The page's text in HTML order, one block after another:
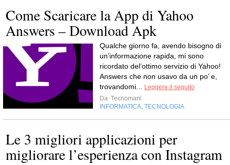
Come Scaricare la App di Yahoo
Answers – Download Apk
Qualche giorno fa, avendo bisogno di
un’informazione rapida, mi sono
ricordato del’ottimo servizio di Yahoo!
Answers che non usavo da un po’ e,
trovandomi...
Leggere il seguito
Da Tecnomani
INFORMATICA TECNOLOGIA
Le 3 migliori applicazioni per
migliorare l’esperienza con Instagram